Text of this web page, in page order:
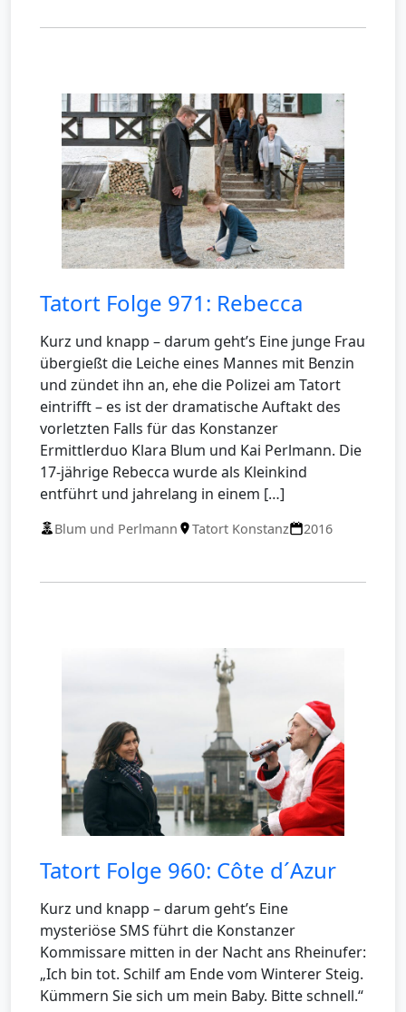
Tatort Folge 971: Rebecca
Kurz und knapp – darum geht’s Eine junge Frau
übergießt die Leiche eines Mannes mit Benzin
und zündet ihn an, ehe die Polizei am Tatort
eintrifft – es ist der dramatische Auftakt des
vorletzten Falls für das Konstanzer
Ermittlerduo Klara Blum und Kai Perlmann. Die
17-jährige Rebecca wurde als Kleinkind
entführt und jahrelang in einem […]
Blum und Perlmann Tatort Konstanz 2016
Tatort Folge 960: Côte d´Azur
Kurz und knapp – darum geht’s Eine
mysteriöse SMS führt die Konstanzer
Kommissare mitten in der Nacht ans Rheinufer:
„Ich bin tot. Schilf am Ende vom Winterer Steig.
Kümmern Sie sich um mein Baby. Bitte schnell.“